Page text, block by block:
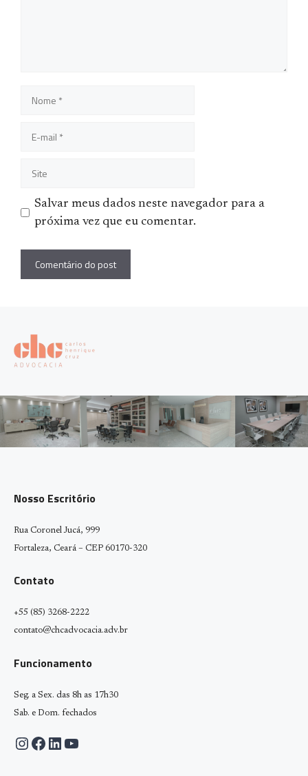
mail
Salvar meus dados neste navegador para a
próxima vez que eu comentar.
Nosso Escritório
Rua Coronel Jucá, 999
Fortaleza, Ceará – CEP 60170-320
Contato
+55 (85) 3268-2222
contato@chcadvocacia.adv.br
Funcionamento
Seg. a Sex. das 8h as 17h30
Sab. e Dom. fechados
Instagram
Facebook
LinkedIn
Youtube